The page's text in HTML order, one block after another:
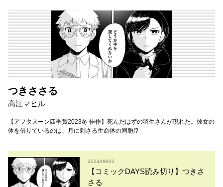
つきささる
高江マヒル
【アフタヌーン四季賞2023冬 佳作】死んだはずの羽生さんが現れた。彼女の
体を借りているのは、月に刺さる生命体の同胞!?
2024/08/02
【コミックDAYS読み切り】つきさ
さる